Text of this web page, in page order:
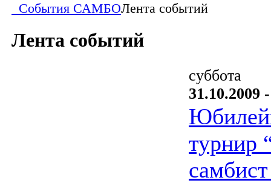
События САМБОЛента событий
Лента событий
суббота
31.10.2009